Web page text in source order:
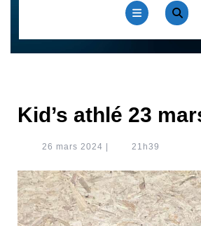
Open
Kid’s athlé 23
26 mars 2024 26
2024
21h39